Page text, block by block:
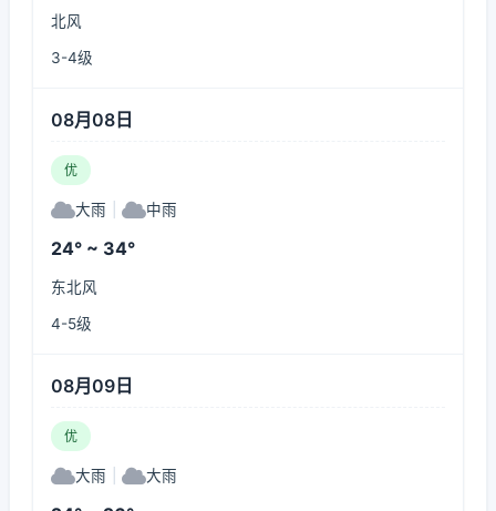
北风
3-4级
08月08日
优
大雨 中雨
24° ~ 34°
东北风
4-5级
08月09日
优
大雨 大雨